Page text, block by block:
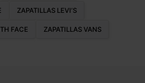
ZAPATILLAS LEVI’S
FACE ZAPATILLAS VANS